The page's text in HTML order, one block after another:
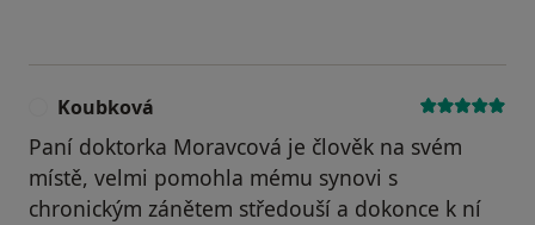
Koubková
Paní doktorka Moravcová je člověk na svém
místě, velmi pomohla mému synovi s
chronickým zánětem středouší a dokonce k ní